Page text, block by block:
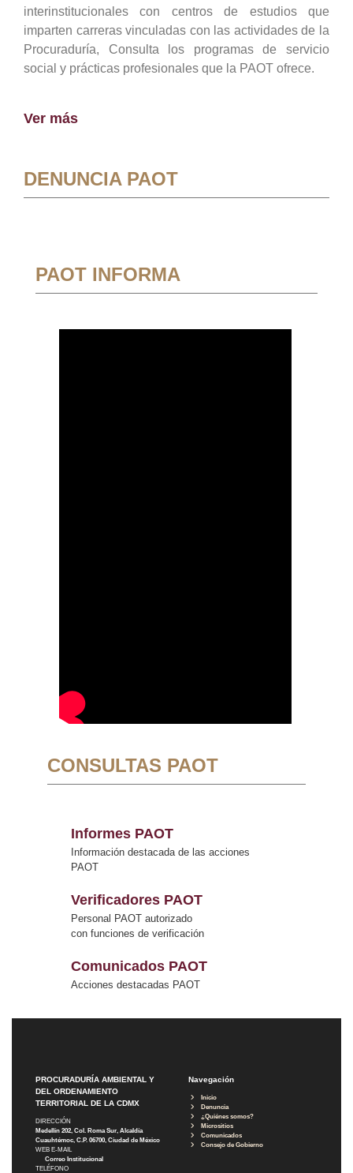
interinstitucionales con centros de estudios que
imparten carreras vinculadas con las actividades de la
Procuraduría, Consulta los programas de servicio
social y prácticas profesionales que la PAOT ofrece.
Ver más
DENUNCIA PAOT
PAOT INFORMA
CONSULTAS PAOT
Informes PAOT
Información destacada de las acciones
PAOT
Verificadores PAOT
Personal PAOT autorizado
con funciones de verificación
Comunicados PAOT
Acciones destacadas PAOT
PROCURADURÍA AMBIENTAL Y
DEL ORDENAMIENTO
TERRITORIAL DE LA CDMX
DIRECCIÓN
Medellín 202, Col. Roma Sur, Alcaldía
Cuauhtémoc, C.P. 06700, Ciudad de México
WEB E-MAIL
Correo Institucional
TELÉFONO
Navegación
Inicio
Denuncia
¿Quiénes somos?
Micrositios
Comunicados
Consejo de Gobierno